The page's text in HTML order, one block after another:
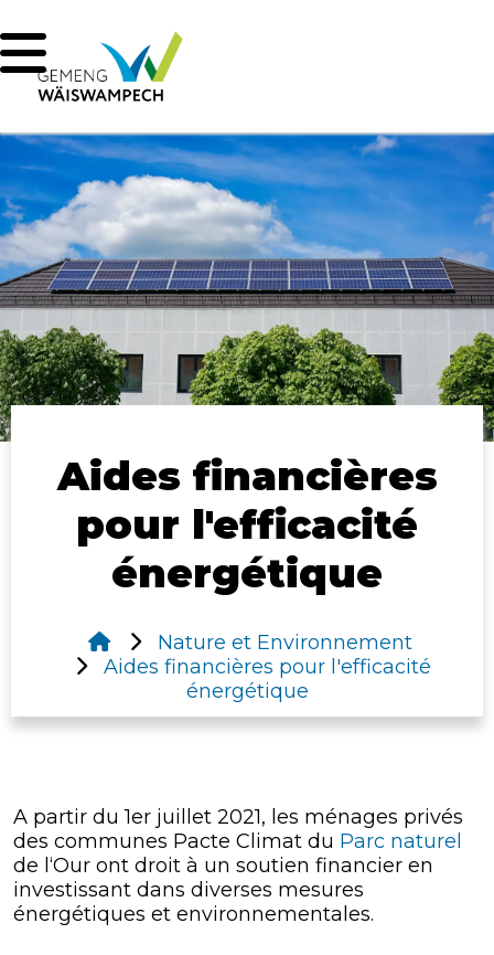
Aides financières
pour l'efficacité
énergétique
Aides financières pour l'efficacité
énergétique
Nature et Environnement
A partir du 1er juillet 2021, les ménages privés
des communes Pacte Climat du Parc naturel
de l‘Our ont droit à un soutien financier en
investissant dans diverses mesures
énergétiques et environnementales.